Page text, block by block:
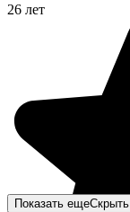
26 лет
Показать ещеСкрыть